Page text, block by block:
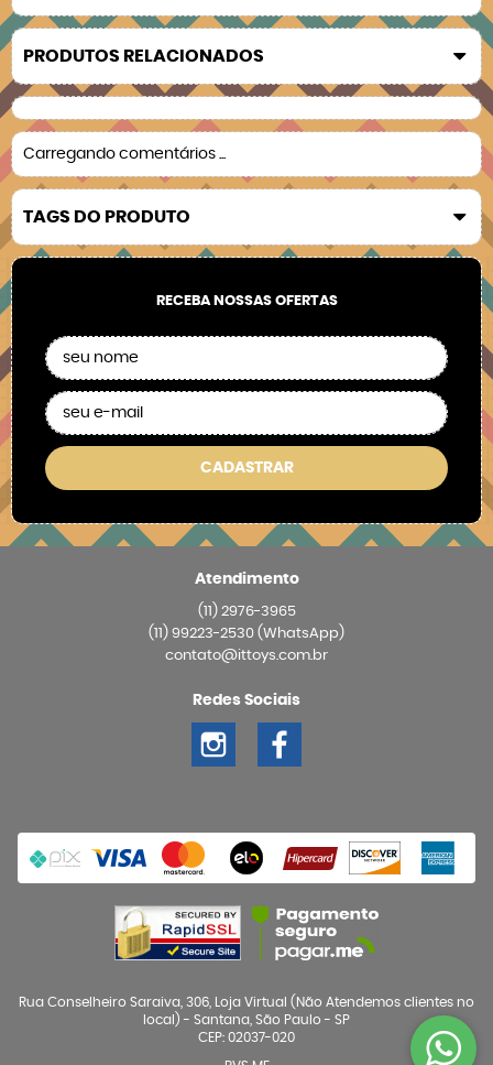
PRODUTOS RELACIONADOS
Carregando comentários ...
TAGS DO PRODUTO
RECEBA NOSSAS OFERTAS
CADASTRAR
Atendimento
(11)2976-3965
(11) 99223-2530 (WhatsApp)
contato@ittoys.com.br
Redes Sociais
Rua Conselheiro Saraiva, 306, Loja Virtual (Não Atendemos clientes no
local) - Santana, São Paulo - SP
CEP: 02037-020